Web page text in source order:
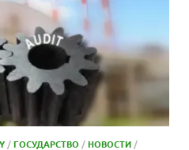
/ГОСУДАРСТВО /НОВОСТИ/